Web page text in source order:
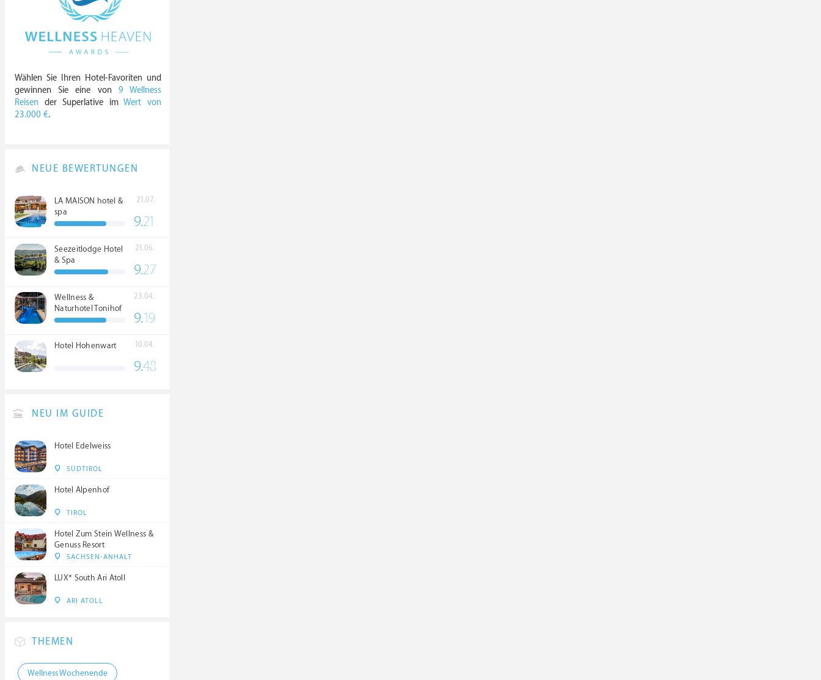
Wählen Sie Ihren Hotel-Favoriten und
gewinnen Sie eine von 9 Wellness
Reisen der Superlative imWert von
23.000 €.
NEUE BEWERTUNGEN
LA MAISON hotel &
spa
21.07.
9.21
Seezeitlodge Hotel
& Spa
21.06.
9.27
Wellness &
Naturhotel Tonihof
****S
23.04.
9.19
Hotel Hohenwart 10.04.
9.48
NEU IM GUIDE
Hotel Edelweiss
SÜDTIROL
Hotel Alpenhof
TIROL
Hotel Zum Stein Wellness &
Genuss Resort
SACHSEN-ANHALT
LUX* South Ari Atoll
ARI ATOLL
THEMEN
Wellness Wochenende